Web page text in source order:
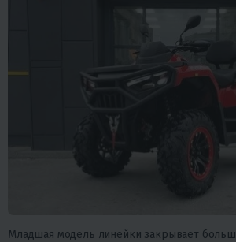
Младшая модель линейки закрывает